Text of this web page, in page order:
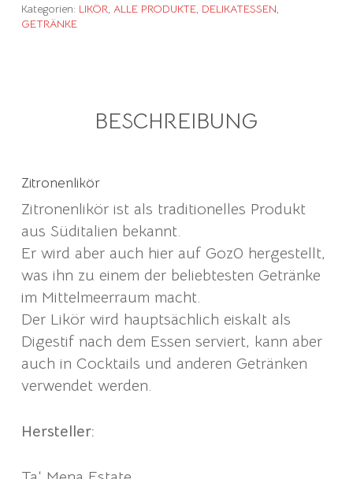
Kategorien: LIKÖR, ALLE PRODUKTE, DELIKATESSEN,
GETRÄNKE
BESCHREIBUNG
Zitronenlikör
Zitronenlikör ist als traditionelles Produkt
aus Süditalien bekannt.
Er wird aber auch hier auf Goz0 hergestellt,
was ihn zu einem der beliebtesten Getränke
im Mittelmeerraum macht.
Der Likör wird hauptsächlich eiskalt als
Digestif nach dem Essen serviert, kann aber
auch in Cocktails und anderen Getränken
verwendet werden.
Hersteller: